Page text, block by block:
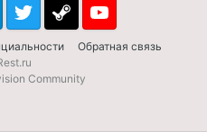
Обратная связь
Twitter Steam Youtube
Community